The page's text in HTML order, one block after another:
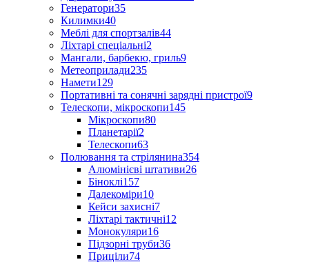
Генератори35
Килимки40
Меблі для спортзалів44
Ліхтарі спеціальні2
Мангали, барбекю, гриль9
Метеоприлади235
Намети129
Портативні та сонячні зарядні пристрої9
Телескопи, мікроскопи145
Мікроскопи80
Планетарії2
Телескопи63
Полювання та стрілянина354
Алюмінієві штативи26
Біноклі157
Далекоміри10
Кейси захисні7
Ліхтарі тактичні12
Монокуляри16
Підзорні труби36
Приціли74